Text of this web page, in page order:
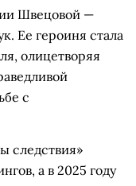
Швецовой —
Ее героиня стала
олицетворяя
с
следствия»
а в 2025 году